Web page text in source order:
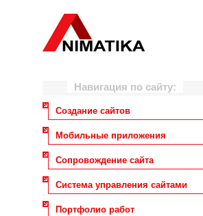
Навигация по сайту:
Создание сайтов
Мобильные приложения
Сопровождение сайта
Система управления сайтами
Портфолио работ